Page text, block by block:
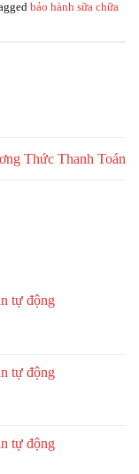
bảo hành sữa chữa
Thức Thanh Toán
tự động
tự động
tự động